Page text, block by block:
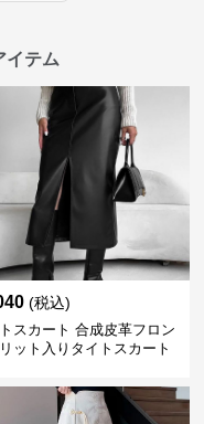
イテム
(税込)
スカート 合成皮革フロン
ット入りタイトスカート